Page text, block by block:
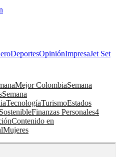
DeportesOpiniónImpresaJet Set
Mejor ColombiaSemana
Semana
TecnologíaTurismoEstados
Finanzas Personales4
Contenido en
Mujeres